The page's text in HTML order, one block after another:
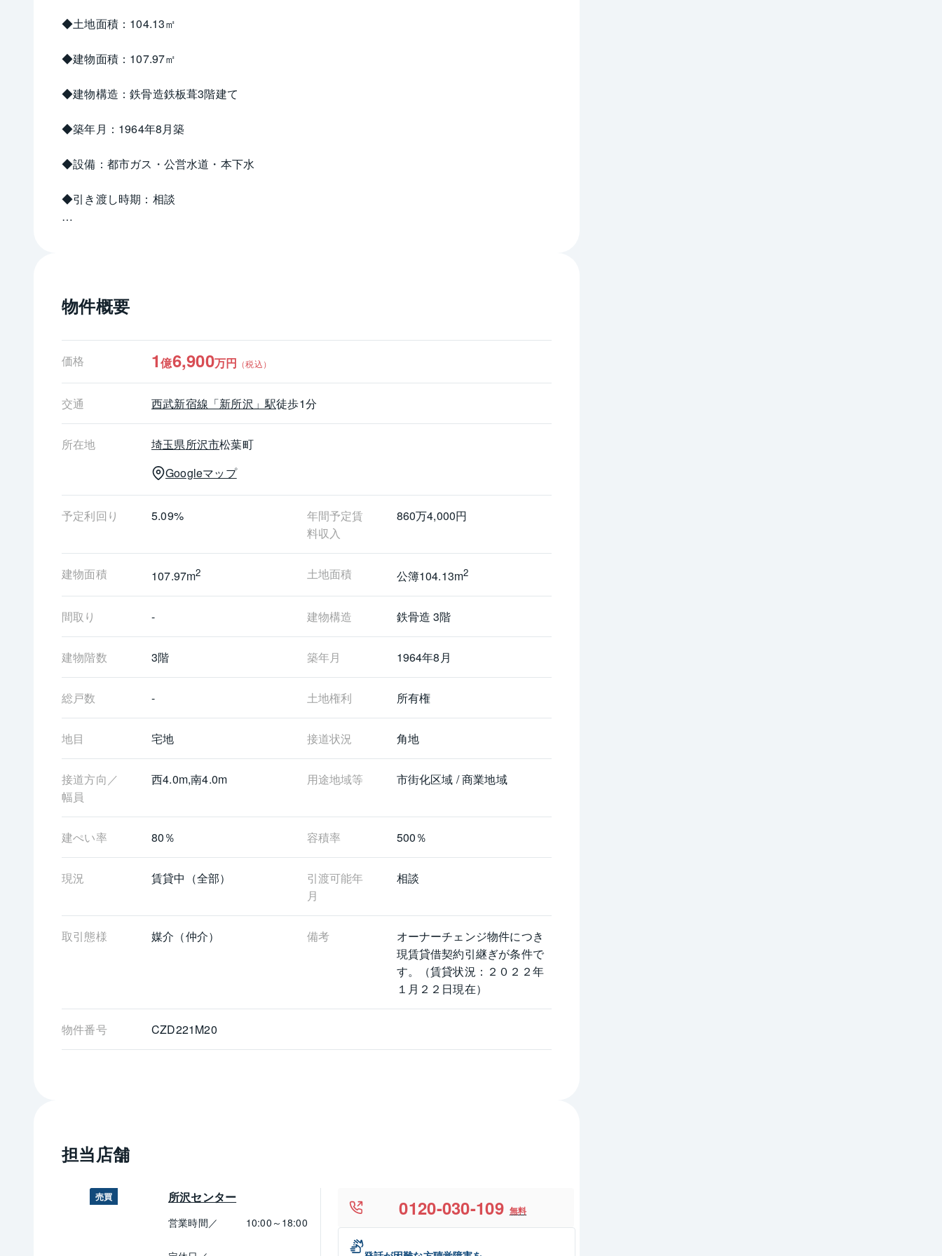
◆土地面積：104.13㎡
◆建物面積：107.97㎡
◆建物構造：鉄骨造鉄板葺3階建て
◆築年月：1964年8月築
◆設備：都市ガス・公営水道・本下水
◆引き渡し時期：相談
新所沢パルコ・・・約380（徒歩5分）
セブンイレブン新所沢駅東口店・・・約30ｍ（徒歩1分）
防衛医科大学病院・・・約1200ｍ（徒歩15分)
航空記念公園・・・約1800ｍ（徒歩23分）
北所沢保育園・・・約700ｍ（徒歩9分)
所沢市立美原小学校・・・約630ｍ（徒歩8分)
所沢市立美原中学校・・・約790ｍ（徒歩10分)
物件概要
価格 1億6,900万円 （税込）
交通 西武新宿線 「新所沢」駅徒歩1分
所在地 埼玉県所沢市松葉町
Googleマップ
予定利回り 5.09%
年間予定賃
料収入
860万4,000円
建物面積 107.97m2 土地面積 公簿104.13m2
間取り - 建物構造 鉄骨造 3階
建物階数 3階 築年月 1964年8月
総戸数 - 土地権利 所有権
地目 宅地 接道状況 角地
接道方向／
幅員
西4.0m,南4.0m 用途地域等 市街化区域 / 商業地域
建ぺい率 80％ 容積率 500％
現況 賃貸中（全部）
引渡可能年
月
相談
取引態様 媒介（仲介） 備考
オーナーチェンジ物件につき
現賃貸借契約引継ぎが条件で
す。（賃貸状況：２０２２年
１月２２日現在）
物件番号 CZD221M20
担当店舗
売買 所沢センター
営業時間／ 10:00～18:00
0120-030-109 無料